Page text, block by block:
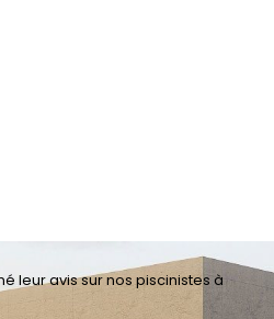
leuravis sur nos piscinistes à